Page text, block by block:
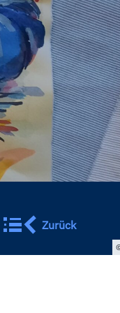
Zurück